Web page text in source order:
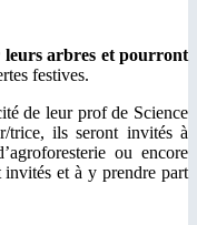
leurs arbres et pourront
festives.
de leur prof de Science
ils seront invités à
ou encore
et à y prendre part